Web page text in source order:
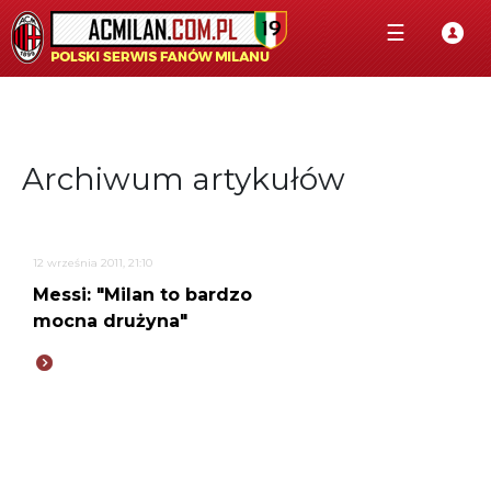
☰
Archiwum artykułów
12 września 2011, 21:10
Messi: "Milan to bardzo
mocna drużyna"